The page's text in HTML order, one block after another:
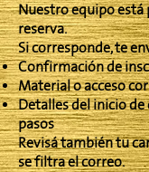
Nuestro equipo está
reserva.
Si corresponde, te
Confirmación de
Material o acceso
Detalles del inicio
pasos
Revisá también tu
se filtra el correo.